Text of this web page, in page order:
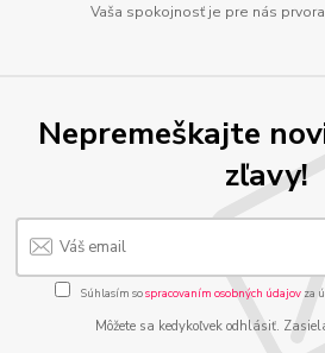
Vaša spokojnosť je pre nás
Nepremeškajte
zľavy!
Súhlasím sospracovaním osobných údajov za
Môžete sa kedykoľvek odhlásiť.